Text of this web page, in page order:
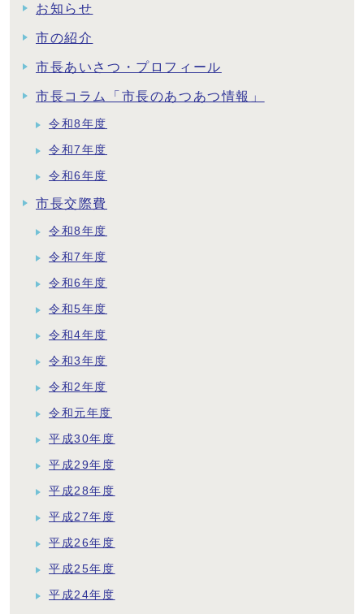
お知らせ
市の紹介
市長あいさつ・プロフィール
市長コラム「市長のあつあつ情報」
令和8年度
令和7年度
令和6年度
市長交際費
令和8年度
令和7年度
令和6年度
令和5年度
令和4年度
令和3年度
令和2年度
令和元年度
平成30年度
平成29年度
平成28年度
平成27年度
平成26年度
平成25年度
平成24年度